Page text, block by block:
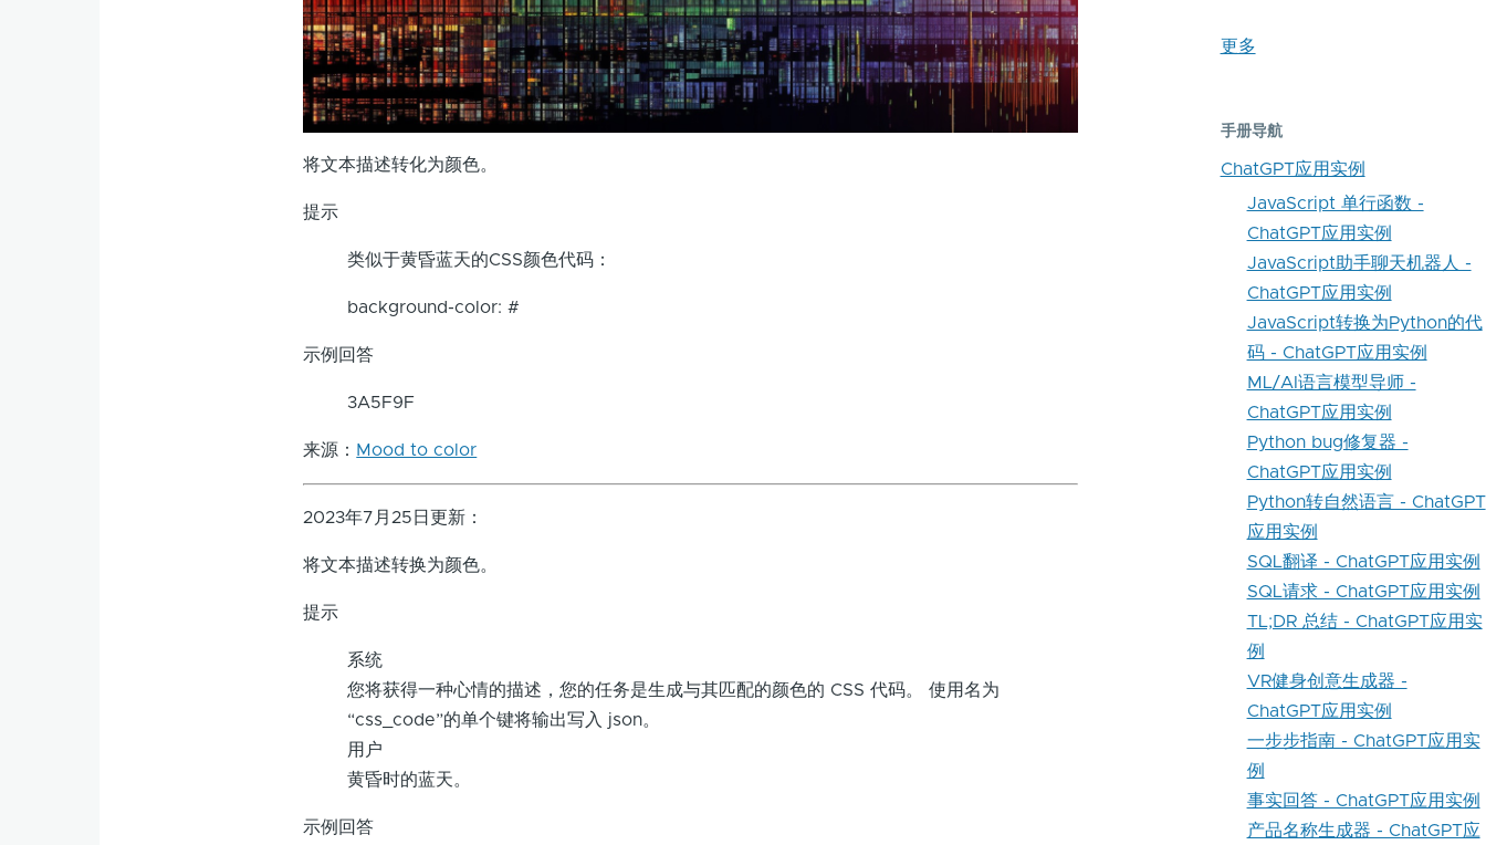
将文本描述转化为颜色。
提示
类似于黄昏蓝天的CSS颜色代码：
background-color: #
示例回答
3A5F9F
来源： Mood to color
2023年7月25日更新：
将文本描述转换为颜色。
提示
系统
您将获得一种心情的描述，您的任务是生成与其匹配的颜色的 CSS 代码。 使用名为
“css_code”的单个键将输出写入 json。
用户
黄昏时的蓝天。
示例回答
更多
手册导航
ChatGPT应用实例
JavaScript 单行函数 -
ChatGPT应用实例
JavaScript助手聊天机器人 -
ChatGPT应用实例
JavaScript转换为Python的代
码 - ChatGPT应用实例
ML/AI语言模型导师 -
ChatGPT应用实例
Python bug修复器 -
ChatGPT应用实例
Python转自然语言 - ChatGPT
应用实例
SQL翻译 - ChatGPT应用实例
SQL请求 - ChatGPT应用实例
TL;DR 总结 - ChatGPT应用实
例
VR健身创意生成器 -
ChatGPT应用实例
一步步指南 - ChatGPT应用实
例
事实回答 - ChatGPT应用实例
产品名称生成器 - ChatGPT应